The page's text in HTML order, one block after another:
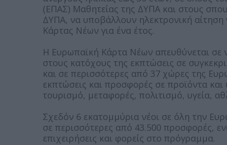
(ΕΠΑΣ) Μαθητείας της ΔΥΠΑ και στους
ΔΥΠΑ, να υποβάλλουν ηλεκτρονική
Κάρτας Νέων για ένα έτος.
Η Ευρωπαϊκή Κάρτα Νέων απευθύνεται σε
στους κατόχους της εκπτώσεις σε
και σε περισσότερες από 37 χώρες της
εκπτώσεις και προσφορές σε προϊόντα
τουρισμό, μεταφορές, πολιτισμό, υγεία,
Σχεδόν 6 εκατομμύρια νέοι σε όλη την
σε περισσότερες από 43.500 προσφορές,
επιχειρήσεις και φορείς στο πρόγραμμα.